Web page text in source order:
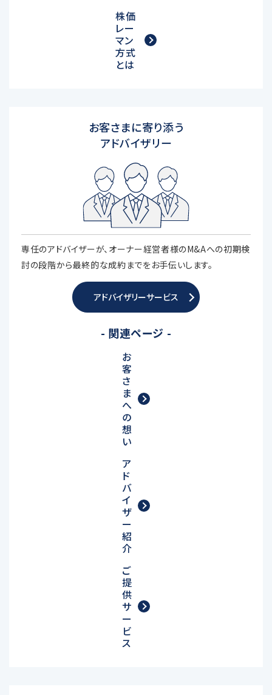
株価
レー
マン
方式
とは
お客さまに寄り添う
アドバイザリー
専任のアドバイザーが、オーナー経営者様のM&Aへの初期検
討の段階から最終的な成約までをお手伝いします。
アドバイザリーサービス
- 関連ページ -
お
客
さ
ま
へ
の
想
い
ア
ド
バ
イ
ザ
ー
紹
介
ご
提
供
サ
ー
ビ
ス